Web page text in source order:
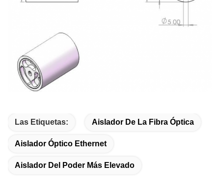
Las Etiquetas: Aislador De La Fibra Óptica
Aislador Óptico Ethernet
Aislador Del Poder Más Elevado